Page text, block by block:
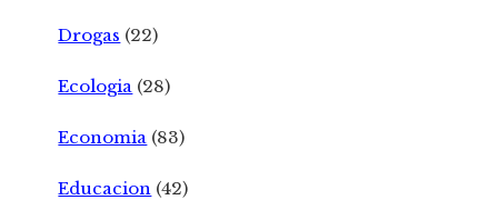
Drogas (22)
Ecologia (28)
Economia (83)
Educacion (42)